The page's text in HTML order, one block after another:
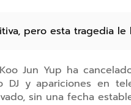
pero esta tragedia
Jun Yup ha
DJ y apariciones en
sin una fecha